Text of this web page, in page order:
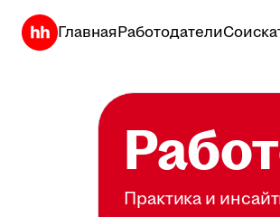
ГлавнаяРаботодатели
Практика и